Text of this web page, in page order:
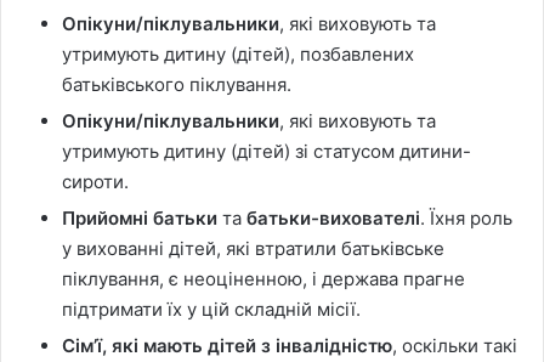
Опікуни/піклувальники, які виховують та
утримують дитину (дітей), позбавлених
батьківського піклування.
Опікуни/піклувальники, які виховують та
утримують дитину (дітей) зі статусом дитини-
сироти.
Прийомні батьки та батьки-вихователі. Їхня роль
у вихованні дітей, які втратили батьківське
піклування, є неоціненною, і держава прагне
підтримати їх у цій складній місії.
Сім’ї, які мають дітей з інвалідністю, оскільки такі